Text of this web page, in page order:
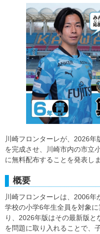
川崎フロンターレが、2026年
を完成させ、川崎市内の市立
に無料配布することを発表しま
概要
川崎フロンターレは、2006
学校の小学6年生全員を対象
り、2026年版はその最新版
を問題に取り入れることで、